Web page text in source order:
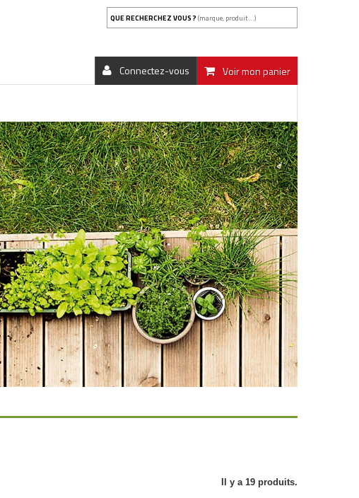
QUE RECHERCHEZ VOUS ? (marque, produit...)
Voir mon panier
Connectez-vous
Il y a 19 produits.